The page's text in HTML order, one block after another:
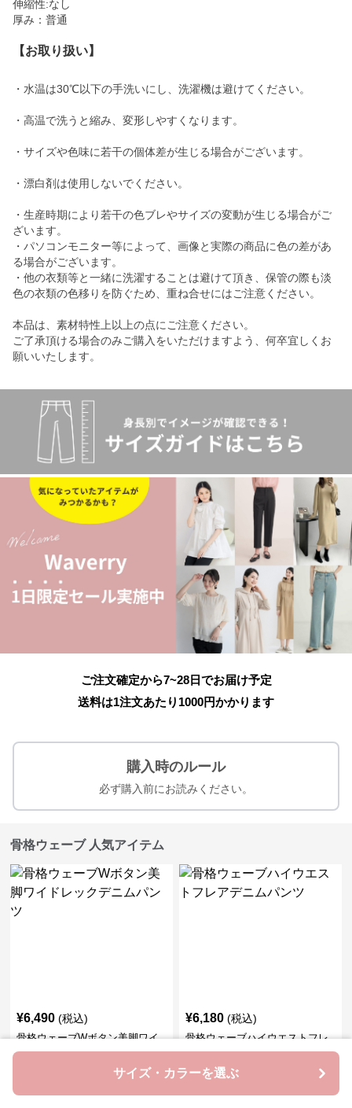
サイズ・カラーを選ぶ
伸縮性:なし
厚み：普通
【お取り扱い】
・水温は30℃以下の手洗いにし、洗濯機は避けてください。
・高温で洗うと縮み、変形しやすくなります。
・サイズや色味に若干の個体差が生じる場合がございます。
・漂白剤は使用しないでください。
・生産時期により若干の色ブレやサイズの変動が生じる場合がご
ざいます。
・パソコンモニター等によって、画像と実際の商品に色の差があ
る場合がございます。
・他の衣類等と一緒に洗濯することは避けて頂き、保管の際も淡
色の衣類の色移りを防ぐため、重ね合せにはご注意ください。
本品は、素材特性上以上の点にご注意ください。
ご了承頂ける場合のみご購入をいただけますよう、何卒宜しくお
願いいたします。
ご注文確定から7~28日でお届け予定
送料は1注文あたり 1000円かかります
購入時のルール
必ず購入前にお読みください。
骨格ウェーブ 人気アイテム
¥6,490 (税込)
骨格ウェーブWボタン美脚ワイ
ドレックデニムパンツ
¥6,180 (税込)
骨格ウェーブハイウエストフレ
アデニムパンツ